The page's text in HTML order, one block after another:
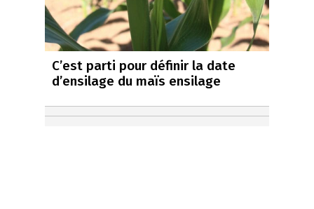
C’est parti pour définir la date
d’ensilage du maïs ensilage